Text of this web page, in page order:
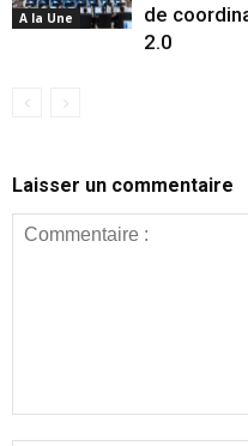
A la Une
de
2.0
Laisser un commentaire